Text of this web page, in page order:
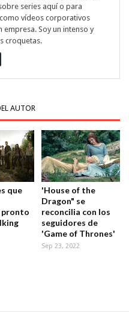
series aquí o para
vídeos corporativos
empresa. Soy un intenso y
croquetas.
AUTOR
que
pronto
'House of the
Dragon" se
reconcilia con los
seguidores de
'Game of Thrones'
Sep 23, 2022